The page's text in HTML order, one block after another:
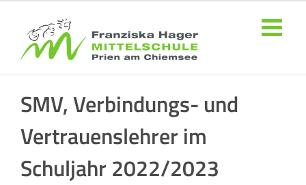
springen
SMV, Verbindungs- und
Vertrauenslehrer im
Schuljahr 2022/2023